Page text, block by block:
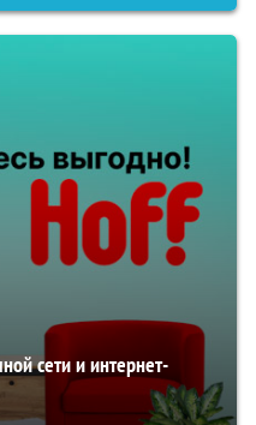
сети и интернет-